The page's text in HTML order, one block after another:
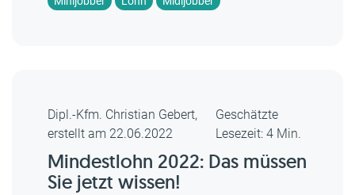
Dipl.-Kfm. Christian Gebert,
erstellt am 22.06.2022
Geschätzte
Lesezeit: 4 Min.
Mindestlohn 2022: Das müssen
Sie jetzt wissen!